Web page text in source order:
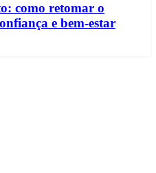
como retomar o
e bem-estar